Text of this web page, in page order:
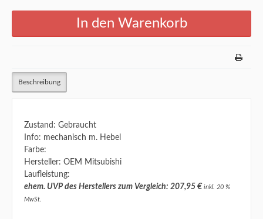
Beschreibung
Zustand: Gebraucht
Info: mechanisch m. Hebel
Farbe:
Hersteller: OEM Mitsubishi
Laufleistung:
ehem. UVP des Herstellers zum Vergleich: 207,95 € inkl. 20 %
MwSt.